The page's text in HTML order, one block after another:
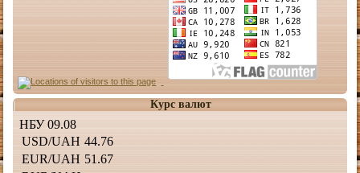
Курс валют